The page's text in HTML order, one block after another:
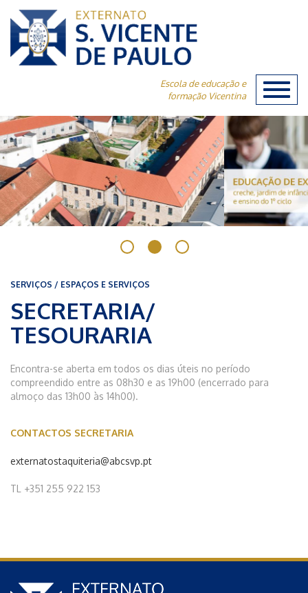
Escola de educação e
formação Vicentina
SERVIÇOS / ESPAÇOS E SERVIÇOS
SECRETARIA/
TESOURARIA
Encontra-se aberta em todos os dias úteis no período
compreendido entre as 08h30 e as 19h00 (encerrado para
almoço das 13h00 às 14h00).
CONTACTOS SECRETARIA
externatostaquiteria@abcsvp.pt
TL +351 255 922 153